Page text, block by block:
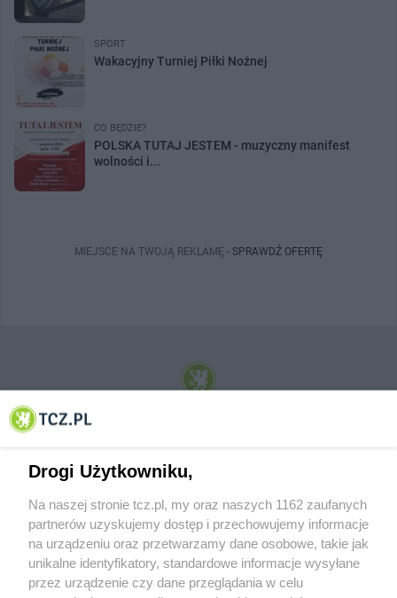
SPORT
Wakacyjny Turniej Piłki Nożnej
CO BĘDZIE?
POLSKA TUTAJ JESTEM - muzyczny manifest
wolności i...
MIEJSCE NA TWOJĄ REKLAMĘ - SPRAWDŹ OFERTĘ
© 2001-2026 Tczew - TCZ.PL Sp. z o.o. Internetowy Serwis Informacyjny Miasta
Drogi Użytkowniku,
Na naszej stronie tcz.pl, my oraz naszych 1162 zaufanych
partnerów uzyskujemy dostęp i przechowujemy informacje
na urządzeniu oraz przetwarzamy dane osobowe, takie jak
unikalne identyfikatory, standardowe informacje wysyłane
przez urządzenie czy dane przeglądania w celu